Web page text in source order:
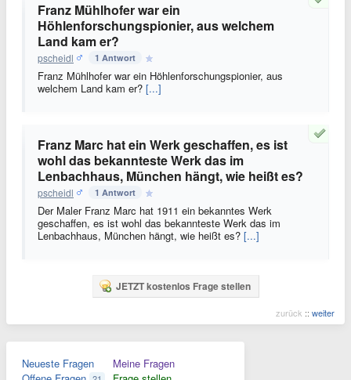
Franz Mühlhofer war ein
Höhlenforschungspionier, aus welchem
Land kam er?
pscheidl 1 Antwort
Franz Mühlhofer war ein Höhlenforschungspionier, aus
welchem Land kam er? [...]
Franz Marc hat ein Werk geschaffen, es ist
wohl das bekannteste Werk das im
Lenbachhaus, München hängt, wie heißt es?
pscheidl 1 Antwort
Der Maler Franz Marc hat 1911 ein bekanntes Werk
geschaffen, es ist wohl das bekannteste Werk das im
Lenbachhaus, München hängt, wie heißt es? [...]
JETZT kostenlos Frage stellen
zurück :: weiter
Neueste Fragen
Meine Fragen